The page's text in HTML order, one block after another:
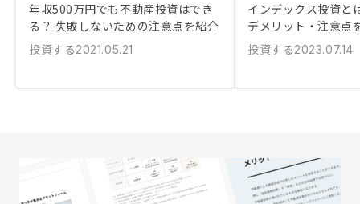
年収500万円でも不動産投資はでき
る？ 失敗しないための注意点を紹介
投資する2021.05.21
インデックス投資と
デメリット・注意点
投資する2023.07.14